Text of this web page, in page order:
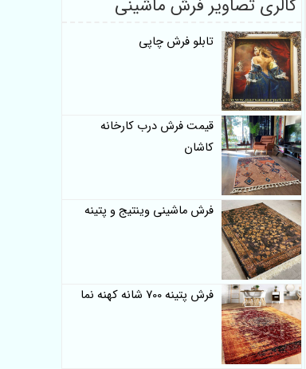
گالری تصاویر فرش ماشینی
تابلو فرش چاپی
قیمت فرش درب کارخانه
کاشان
فرش ماشینی وینتیج و پتینه
فرش پتینه 700 شانه کهنه نما